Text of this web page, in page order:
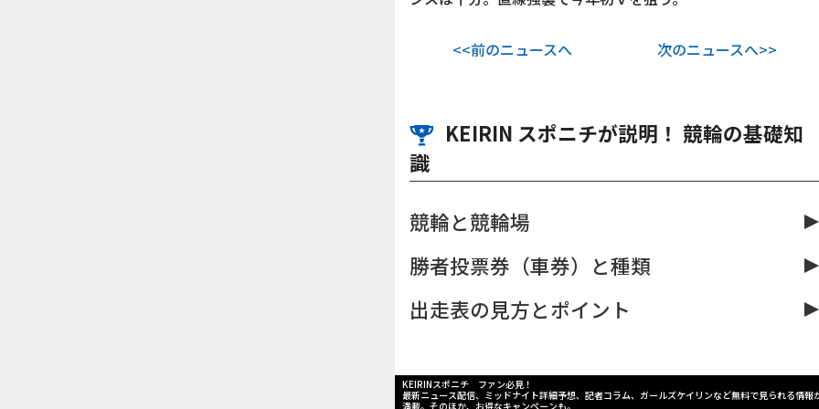
<<前のニュースへ 次のニュースへ>>
KEIRIN スポニチが説明！ 競輪の基礎知
識
競輪と競輪場
勝者投票券（車券）と種類
出走表の見方とポイント
KEIRINスポニチ ファン必見！
最新ニュース配信、ミッドナイト詳細予想、記者コラム、ガールズケイリンなど無料で見られる情報
満載。そのほか、お得なキャンペーンも。